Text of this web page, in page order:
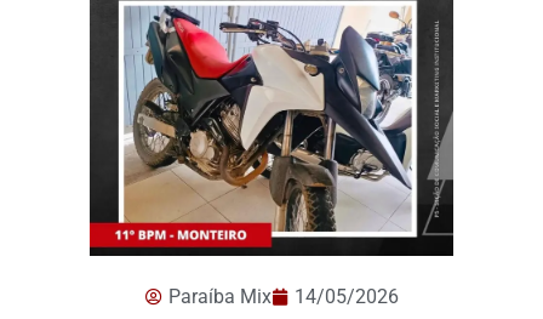
Paraíba Mix 14/05/2026